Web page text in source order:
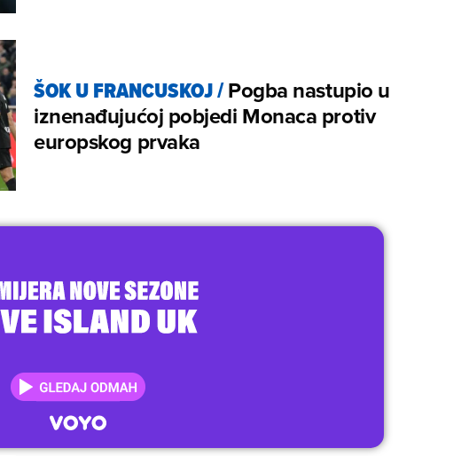
ŠOK U FRANCUSKOJ/Pogba nastupio u
iznenađujućoj pobjedi Monaca protiv
europskog prvaka